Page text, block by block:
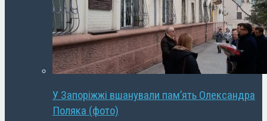
У Запоріжжі вшанували пам’ять Олександра
Поляка (фото)